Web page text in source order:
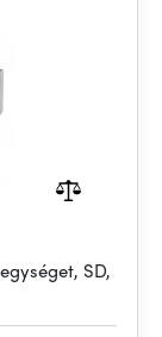
SD,